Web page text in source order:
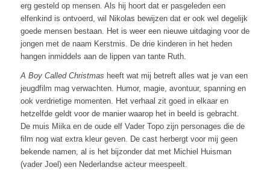
erg gesteld op mensen. Als hij hoort dat er pasgeleden een
elfenkind is ontvoerd, wil Nikolas bewijzen dat er ook wel degelijk
goede mensen bestaan. Het is weer een nieuwe uitdaging voor de
jongen met de naam Kerstmis. De drie kinderen in het heden
hangen inmiddels aan de lippen van tante Ruth.
A Boy Called Christmas heeft wat mij betreft alles wat je van een
jeugdfilm mag verwachten. Humor, magie, avontuur, spanning en
ook verdrietige momenten. Het verhaal zit goed in elkaar en
hetzelfde geldt voor de manier waarop het in beeld is gebracht.
De muis Miika en de oude elf Vader Topo zijn personages die de
film nog wat extra kleur geven. De cast herbergt voor mij geen
bekende namen, al is het bijzonder dat met Michiel Huisman
(vader Joel) een Nederlandse acteur meespeelt.